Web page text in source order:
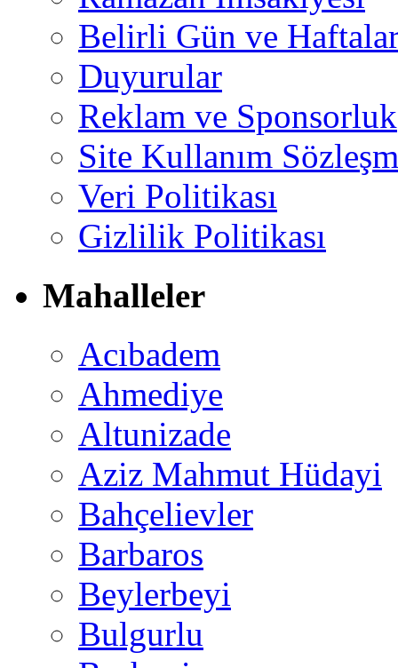
Belirli Gün ve
Duyurular
Reklam ve Sponsorluk
Site Kullanım
Veri Politikası
Gizlilik Politikası
Mahalleler
Acıbadem
Ahmediye
Altunizade
Aziz Mahmut Hüdayi
Bahçelievler
Barbaros
Beylerbeyi
Bulgurlu